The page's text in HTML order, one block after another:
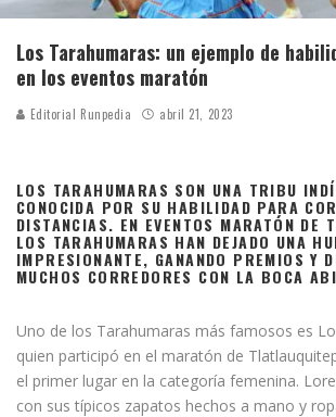
Los Tarahumaras: un ejemplo de
en los eventos maratón
Editorial Runpedia abril 21, 2023
LOS TARAHUMARAS SON UNA TRIBU
CONOCIDA POR SU HABILIDAD PARA
DISTANCIAS. EN EVENTOS MARATÓN DE
LOS TARAHUMARAS HAN DEJADO UNA
IMPRESIONANTE, GANANDO PREMIOS Y
MUCHOS CORREDORES CON LA BOCA
Uno de los Tarahumaras más famosos es
quien participó en el maratón de
el primer lugar en la categoría femenina.
con sus típicos zapatos hechos a mano y